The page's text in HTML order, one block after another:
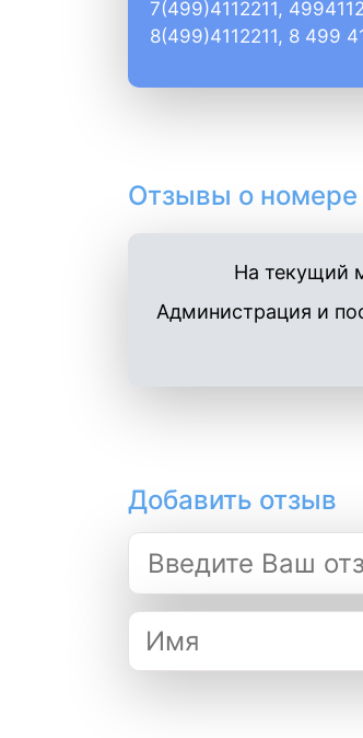
7(499)4112211,
8(499)4112211, 8 499
Отзывы о номере
На текущий
Администрация и
Добавить отзыв